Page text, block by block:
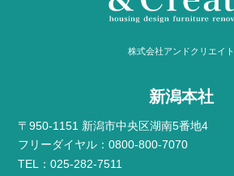
株式会社アンドクリエイト
新潟本社
〒950-1151 新潟市中央区湖南5番地4
フリーダイヤル：0800-800-7070
TEL：025-282-7511